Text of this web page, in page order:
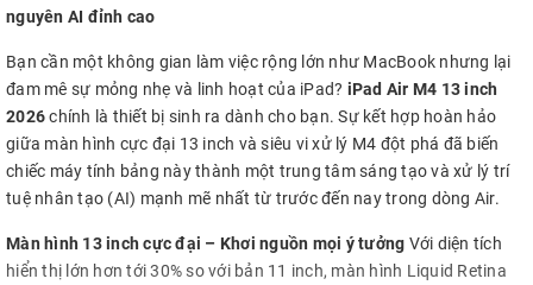
nguyên AI đỉnh cao
Bạn cần một không gian làm việc rộng lớn như MacBook nhưng lại
đam mê sự mỏng nhẹ và linh hoạt của iPad? iPad Air M4 13 inch
2026chính là thiết bị sinh ra dành cho bạn. Sự kết hợp hoàn hảo
giữa màn hình cực đại 13 inch và siêu vi xử lý M4 đột phá đã biến
chiếc máy tính bảng này thành một trung tâm sáng tạo và xử lý trí
tuệ nhân tạo (AI) mạnh mẽ nhất từ trước đến nay trong dòng Air.
Màn hình 13 inch cực đại – Khơi nguồn mọi ý tưởng Với diện tích
hiển thị lớn hơn tới 30% so với bản 11 inch, màn hình Liquid Retina